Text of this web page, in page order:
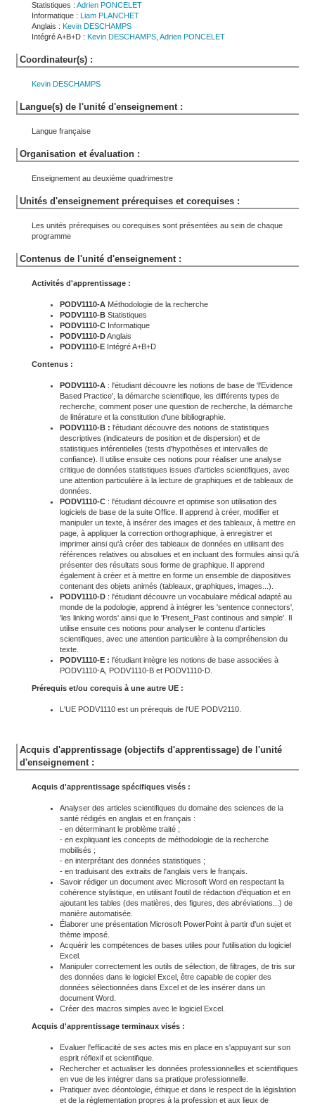
Statistiques : Adrien PONCELET
Informatique : Liam PLANCHET
Anglais : Kevin DESCHAMPS
Intégré A+B+D : Kevin DESCHAMPS Adrien PONCELET
Coordinateur(s) :
Kevin DESCHAMPS
Langue(s) de l'unité d'enseignement :
Langue française
Organisation et évaluation :
Enseignement au deuxième quadrimestre
Unités d'enseignement prérequises et corequises :
Les unités prérequises ou corequises sont présentées au sein de chaque
programme
Contenus de l'unité d'enseignement :
Activités d'apprentissage :
PODV1110-A Méthodologie de la recherche
PODV1110-B Statistiques
PODV1110-C Informatique
PODV1110-DAnglais
PODV1110-E Intégré A+B+D
Contenus :
PODV1110-A : l'étudiant découvre les notions de base de 'l'Evidence
Based Practice', la démarche scientifique, les différents types de
recherche, comment poser une question de recherche, la démarche
de littérature et la constitution d'une bibliographie.
PODV1110-B : l'étudiant découvre des notions de statistiques
descriptives (indicateurs de position et de dispersion) et de
statistiques inférentielles (tests d'hypothèses et intervalles de
confiance). Il utilise ensuite ces notions pour réaliser une analyse
critique de données statistiques issues d'articles scientifiques, avec
une attention particulière à la lecture de graphiques et de tableaux de
données.
PODV1110-C : l'étudiant découvre et optimise son utilisation des
logiciels de base de la suite Office. Il apprend à créer, modifier et
manipuler un texte, à insérer des images et des tableaux, à mettre en
page, à appliquer la correction orthographique, à enregistrer et
imprimer ainsi qu'à créer des tableaux de données en utilisant des
références relatives ou absolues et en incluant des formules ainsi qu'à
présenter des résultats sous forme de graphique. Il apprend
également à créer et à mettre en forme un ensemble de diapositives
contenant des objets animés (tableaux, graphiques, images...).
PODV1110-D : l'étudiant découvre un vocabulaire médical adapté au
monde de la podologie, apprend à intégrer les 'sentence connectors',
'les linking words' ainsi que le 'Present_Past continous and simple'. Il
utilise ensuite ces notions pour analyser le contenu d'articles
scientifiques, avec une attention particulière à la compréhension du
texte.
PODV1110-E : l'étudiant intègre les notions de base associées à
PODV1110-A, PODV1110-B et PODV1110-D.
Prérequis et/ou corequis à une autre UE :
L'UE PODV1110 est un prérequis de l'UE PODV2110.
Acquis d'apprentissage (objectifs d'apprentissage) de l'unité
d'enseignement :
Acquis d'apprentissage spécifiques visés :
Analyser des articles scientifiques du domaine des sciences de la
santé rédigés en anglais et en français :
- en déterminant le problème traité ;
- en expliquant les concepts de méthodologie de la recherche
mobilisés ;
- en interprétant des données statistiques ;
- en traduisant des extraits de l'anglais vers le français.
Savoir rédiger un document avec Microsoft Word en respectant la
cohérence stylistique, en utilisant l'outil de rédaction d'équation et en
ajoutant les tables (des matières, des figures, des abréviations...) de
manière automatisée.
Élaborer une présentation Microsoft PowerPoint à partir d'un sujet et
thème imposé.
Acquérir les compétences de bases utiles pour l'utilisation du logiciel
Excel.
Manipuler correctement les outils de sélection, de filtrages, de tris sur
des données dans le logiciel Excel, être capable de copier des
données sélectionnées dans Excel et de les insérer dans un
document Word.
Créer des macros simples avec le logiciel Excel.
Acquis d'apprentissage terminaux visés :
Evaluer l'efficacité de ses actes mis en place en s'appuyant sur son
esprit réflexif et scientifique.
Rechercher et actualiser les données professionnelles et scientifiques
en vue de les intégrer dans sa pratique professionnelle.
Pratiquer avec déontologie, éthique et dans le respect de la législation
et de la réglementation propres à la profession et aux lieux de